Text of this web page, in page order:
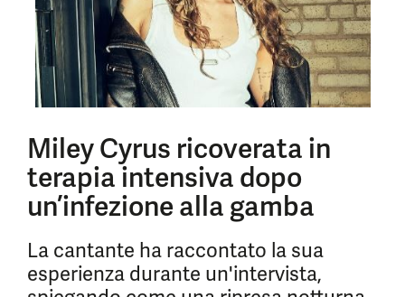
Miley Cyrus ricoverata in
terapia intensiva dopo
un’infezione alla gamba
La cantante ha raccontato la sua
esperienza durante un'intervista,